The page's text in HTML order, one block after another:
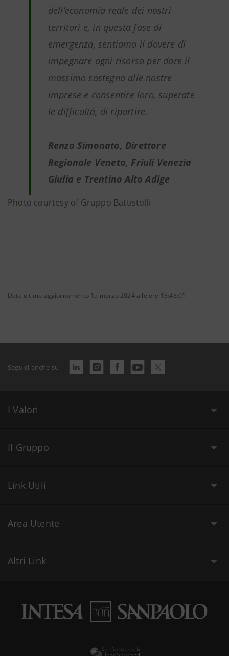
dell’economia reale dei nostri
territori e, in questa fase di
emergenza, sentiamo il dovere di
impegnare ogni risorsa per dare il
massimo sostegno alle nostre
imprese e consentire loro, superate
le difficoltà, di ripartire.
Renzo Simonato, Direttore
Regionale Veneto, Friuli Venezia
Giulia e Trentino Alto Adige
Photo courtesy of Gruppo Battistolli
Data ultimo aggiornamento 15 marzo 2024 alle ore 13:48:01
Seguici anche su
I Valori
Il Gruppo
Link Utili
Area Utente
Altri Link